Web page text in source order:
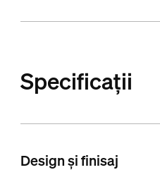
Specificații
Design și finisaj